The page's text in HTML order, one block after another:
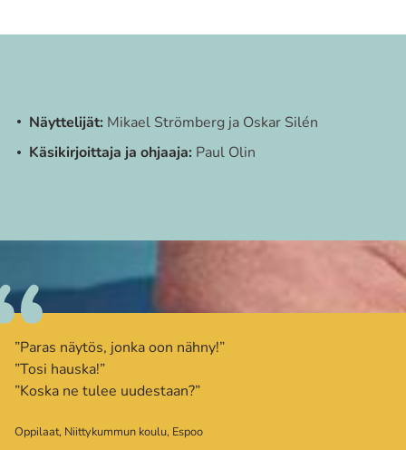
Näyttelijät: Mikael Strömberg ja Oskar Silén
Käsikirjoittaja ja ohjaaja: Paul Olin
”Paras näytös, jonka oon nähny!”
”Tosi hauska!”
”Koska ne tulee uudestaan?”
Oppilaat, Niittykummun koulu, Espoo